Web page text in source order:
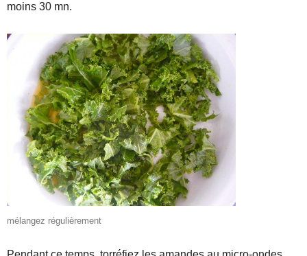
moins 30 mn.
mélangez régulièrement